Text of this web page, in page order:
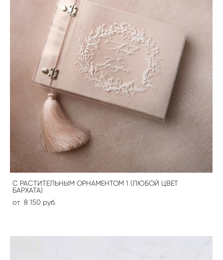
С РАСТИТЕЛЬНЫМ ОРНАМЕНТОМ 1 (ЛЮБОЙ ЦВЕТ
БАРХАТА)
от 8 150 pуб.